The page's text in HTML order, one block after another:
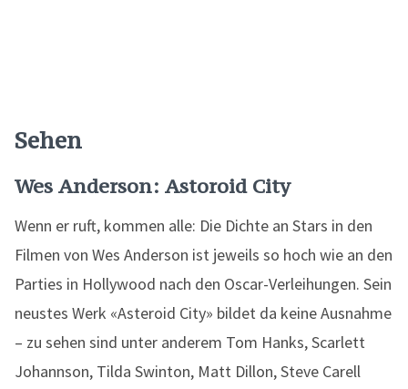
Sehen
Wes Anderson: Astoroid City
Wenn er ruft, kommen alle: Die Dichte an Stars in den
Filmen von Wes Anderson ist jeweils so hoch wie an den
Parties in Hollywood nach den Oscar-Verleihungen. Sein
neustes Werk «Asteroid City» bildet da keine Ausnahme
– zu sehen sind unter anderem Tom Hanks, Scarlett
Johannson, Tilda Swinton, Matt Dillon, Steve Carell